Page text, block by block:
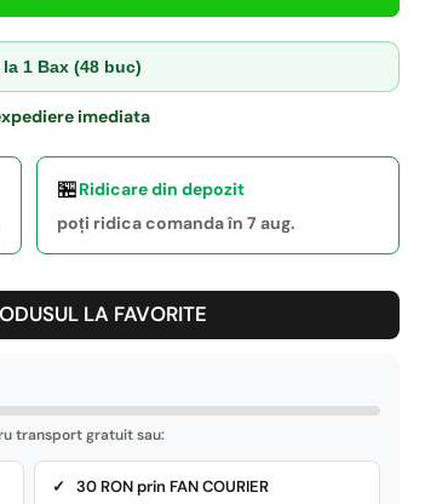
la 1 Bax (48 buc)
imediata
🏪Ridicare din depozit
poți ridica comanda în 7 aug.
LA FAVORITE
transport gratuit sau:
✓ 30 RON prin FAN COURIER